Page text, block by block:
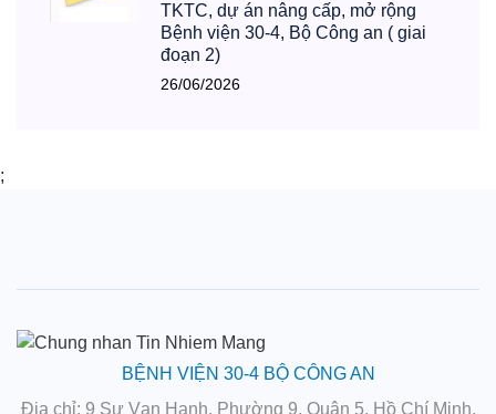
TKTC, dự án nâng cấp, mở rộng
Bệnh viện 30-4, Bộ Công an ( giai
đoạn 2)
26/06/2026
;
BỆNH VIỆN 30-4 BỘ CÔNG AN
Địa chỉ: 9 Sư Vạn Hạnh, Phường 9, Quận 5, Hồ Chí Minh,